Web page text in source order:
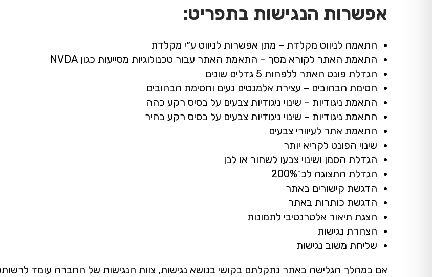
אפשרות הנגישות בתפריט:
התאמה לניווט מקלדת – מתן אפשרות לניווט ע״י מקלדת
התאמת האתר לקורא מסך – התאמת האתר עבור טכנולוגיות מסייעות כגון NVDA
הגדלת פונט האתר ללפחות 5 גדלים שונים
חסימת הבהובים – עצירת אלמנטים נעים וחסימת הבהובים
התאמת ניגודיות – שינוי ניגודיות צבעים על בסיס רקע כהה
התאמת ניגודיות – שינוי ניגודיות צבעים על בסיס רקע בהיר
התאמת אתר לעיוורי צבעים
שינוי הפונט לקריא יותר
הגדלת הסמן ושינוי צבעו לשחור או לבן
הגדלת התצוגה לכ־200%
הדגשת קישורים באתר
הדגשת כותרות באתר
הצגת תיאור אלטרנטיבי לתמונות
הצהרת נגישות
שליחת משוב נגישות
אם במהלך הגלישה באתר נתקלתם בקושי בנושא נגישות, צוות הנגישות של החברה עומד